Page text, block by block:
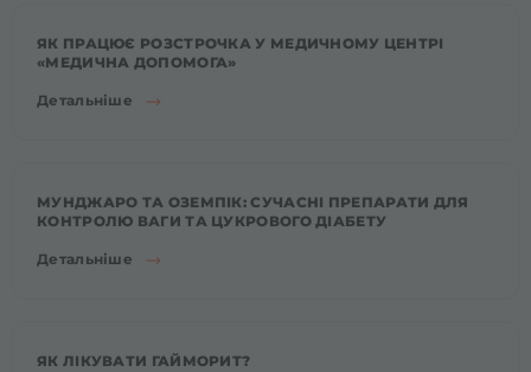
ЯК ПРАЦЮЄ РОЗСТРОЧКА У МЕДИЧНОМУ ЦЕНТРІ
«МЕДИЧНА ДОПОМОГА»
Детальніше
МУНДЖАРО ТА ОЗЕМПІК: СУЧАСНІ ПРЕПАРАТИ ДЛЯ
КОНТРОЛЮ ВАГИ ТА ЦУКРОВОГО ДІАБЕТУ
Детальніше
ЯК ЛІКУВАТИ ГАЙМОРИТ?